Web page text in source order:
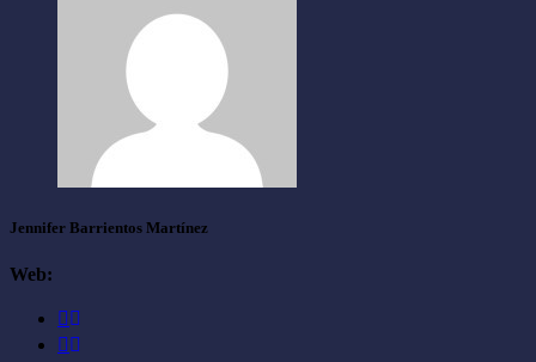
Jennifer Barrientos Martínez
Web: